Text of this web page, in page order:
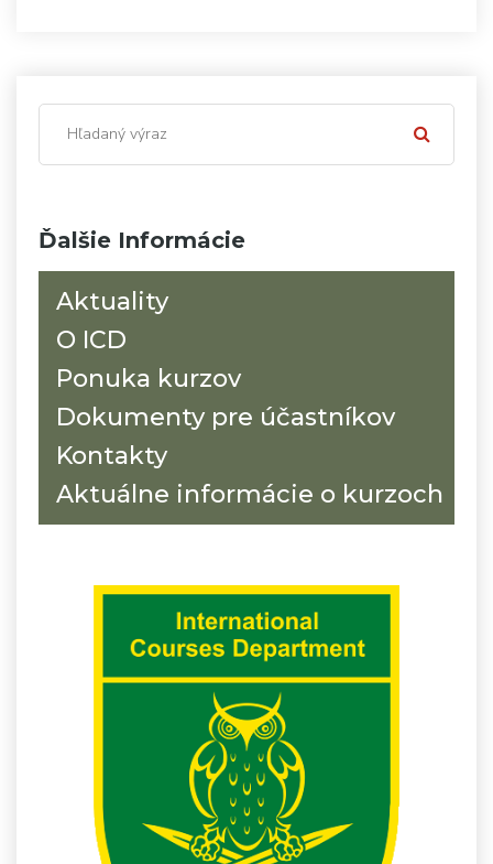
Ďalšie Informácie
Aktuality
O ICD
Ponuka kurzov
Dokumenty pre účastníkov
Kontakty
Aktuálne informácie o kurzoch